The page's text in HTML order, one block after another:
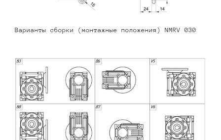
Варианты сборки (монтажные положения) NMRV 030